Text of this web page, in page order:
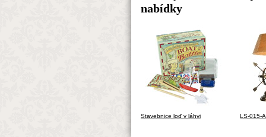
nabídky
Stavebnice loď v láhvi LS-015-A